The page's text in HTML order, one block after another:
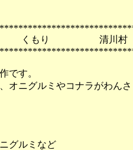
月） くもり 清川村
です。
オニグルミやコナラがわん
グルミなど